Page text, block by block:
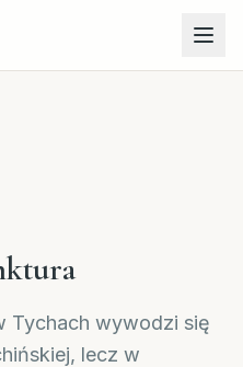
Tychach wywodzi się
lecz w